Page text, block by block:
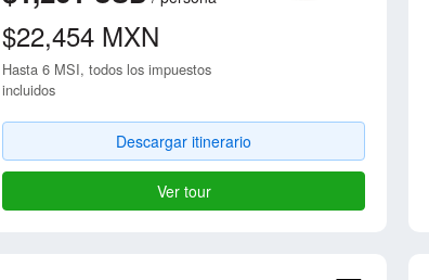
$22,454 MXN
Hasta 6 MSI, todos los impuestos
incluidos
Descargar itinerario
Ver tour